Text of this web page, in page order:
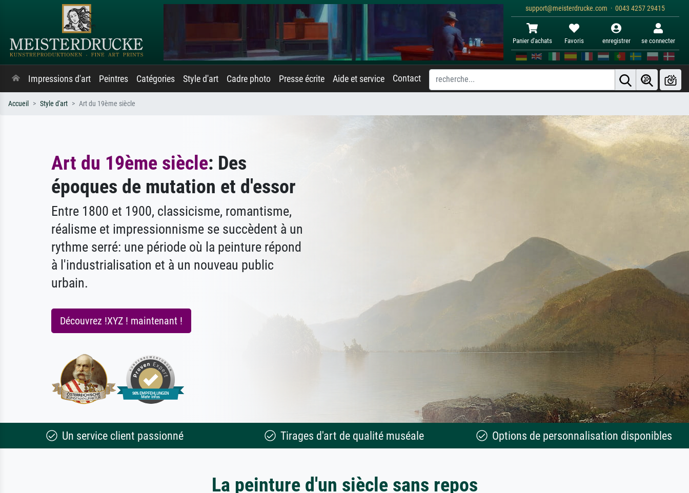
support@meisterdrucke.com · 0043 4257 29415
Panier d'achats Favoris enregistrer se connecter
Impressions d'art Peintres Catégories Style d'art Cadre photo Presse écrite Aide et service Contact
Accueil Style d'art Art du 19ème siècle
Art du 19ème siècle: Des
époques de mutation et d'essor
Entre 1800 et 1900, classicisme, romantisme,
réalisme et impressionnisme se succèdent à un
rythme serré: une période où la peinture répond
à l'industrialisation et à un nouveau public
urbain.
Découvrez !XYZ ! maintenant !
Un service client passionné Tirages d'art de qualité muséale Options de personnalisation disponibles
La peinture d'un siècle sans repos